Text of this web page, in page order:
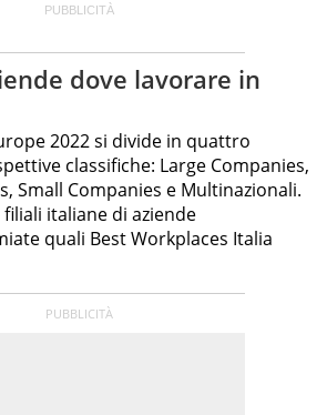
dove lavorare in
2022 si divide in quattro
classifiche: Large Companies,
Small Companies e Multinazionali.
italiane di aziende
quali Best Workplaces Italia